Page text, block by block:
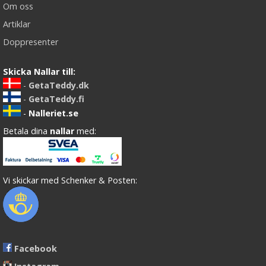
Om oss
Artiklar
Doppresenter
Skicka Nallar till:
- GetaTeddy.dk
- GetaTeddy.fi
- Nalleriet.se
Betala dina nallar med:
Vi skickar med Schenker & Posten:
Facebook